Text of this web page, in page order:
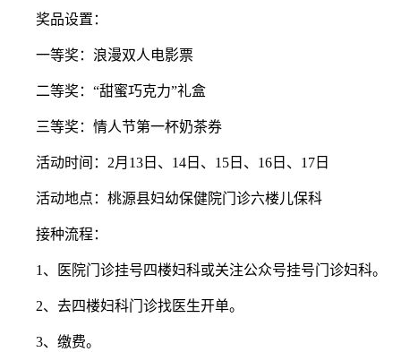
奖品设置：
一等奖：浪漫双人电影票
二等奖：“甜蜜巧克力”礼盒
三等奖：情人节第一杯奶茶券
活动时间：2月13日、14日、15日、16日、17日
活动地点：桃源县妇幼保健院门诊六楼儿保科
接种流程：
1、医院门诊挂号四楼妇科或关注公众号挂号门诊妇科。
2、去四楼妇科门诊找医生开单。
3、缴费。